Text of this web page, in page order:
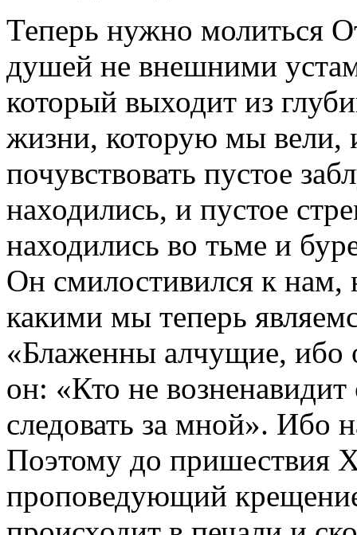
Теперь нужно молиться
душей не внешними
который выходит из
жизни, которую мы вели,
почувствовать пустое
находились, и пустое
находились во тьме и
Он смилостивился к нам,
какими мы теперь
«Блаженны алчущие, ибо
он: «Кто не
следовать за мной». Ибо
Поэтому до пришествия
проповедующий